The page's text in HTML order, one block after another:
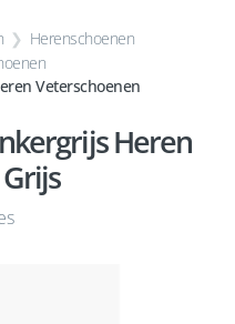
Herenschoenen
Veterschoenen
Heren